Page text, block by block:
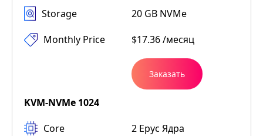
Storage
20 GB NVMe
Monthly Price
$17.36 /месяц
Заказать
KVM-NVMe 1024
Core
2 Epyc Ядра